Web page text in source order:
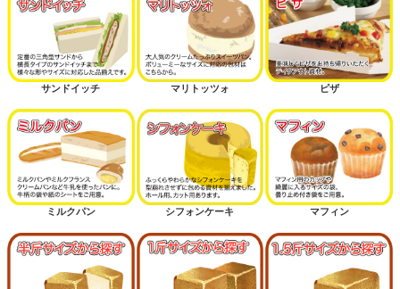
サンドイッチ マリトッツォ ピザ
ミルクパン シフォンケーキ マフィン